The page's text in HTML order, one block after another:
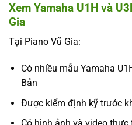
Xem Yamaha U1H và
Gia
Tại Piano Vũ Gia:
Có nhiều mẫu Yamaha
Bản
Được kiểm định kỹ trước